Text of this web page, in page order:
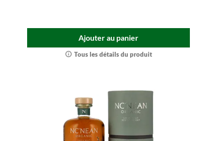
Ajouter au panier
Tous les détails du produit